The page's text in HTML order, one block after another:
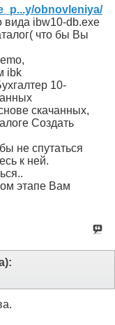
obnovleniya/
вида ibw10-db.exe
что бы Вы
ibk
10-
скачанных,
Создать
не спутаться
к ней.
этапе Вам